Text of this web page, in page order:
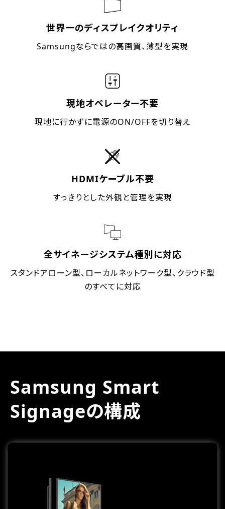
世界一のディスプレイクオリティ
Samsungならではの高画質、薄型を実現
現地オペレーター不要
現地に行かずに電源のON/OFFを切り替え
HDMIケーブル不要
すっきりとした外観と管理を実現
全サイネージシステム種別に対応
スタンドアローン型、ローカルネットワーク型、クラウド型
のすべてに対応
Samsung Smart
Signageの構成